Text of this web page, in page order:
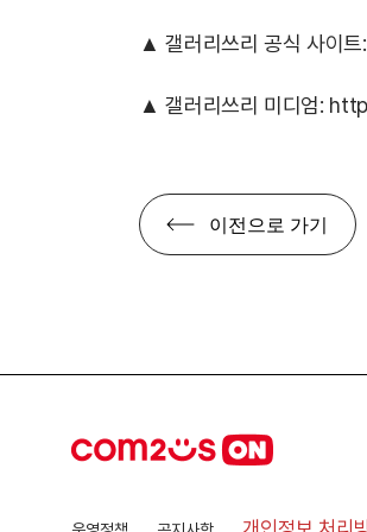
▲ 갤러리쓰리 공식 사이트:
▲ 갤러리쓰리 미디엄:
이전으로 가기